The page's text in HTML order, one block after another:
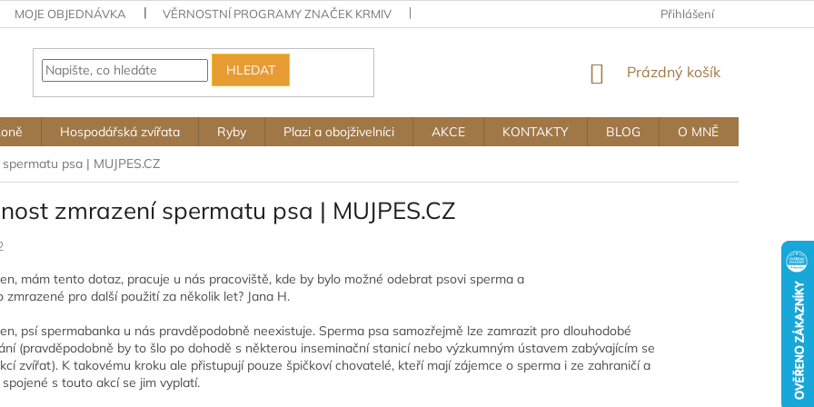
MOJE OBJEDNÁVKA VĚRNOSTNÍ PROGRAMY ZNAČEK KRMIV OBCHODNÍ A REKLAMAČNÍ PODMÍNKY
Přihlášení
HLEDAT
NÁKUPNÍ
Prázdný košík
Hospodářská zvířata Ryby Plazi a obojživelníci AKCE KONTAKTY BLOG
O MNĚ
psa | MUJPES.CZ
zmrazení spermatu psa | MUJPES.CZ
mám tento dotaz, pracuje u nás pracoviště, kde by bylo možné odebrat psovi sperma a
zmrazené pro další použití za několik let? Jana H.
psí spermabanka u nás pravděpodobně neexistuje. Sperma psa samozřejmě lze zamrazit pro dlouhodobé
(pravděpodobně by to šlo po dohodě s některou inseminační stanicí nebo výzkumným ústavem zabývajícím se
zvířat). K takovému kroku ale přistupují pouze špičkoví chovatelé, kteří mají zájemce o sperma i ze zahraničí a
spojené s touto akcí se jim vyplatí.